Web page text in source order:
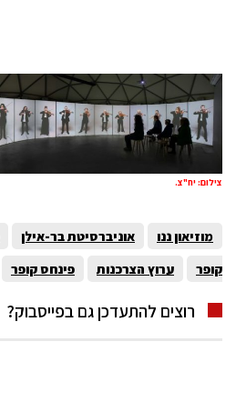
צילום: יח"צ.
מוזיאון ננו אוניברסיטת בר-אילן
קופר
ערוץ הצרכנות פינחס קופר
רוצים להתעדכן גם בפייסבוק?